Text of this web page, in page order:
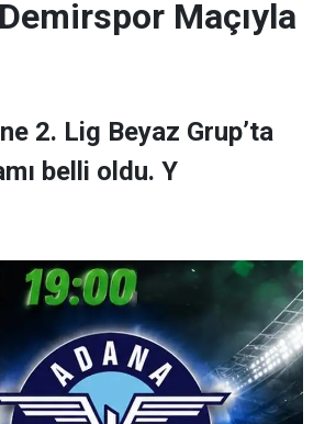
Maçıyla
2. Lig Beyaz Grup’ta
belli oldu. Y